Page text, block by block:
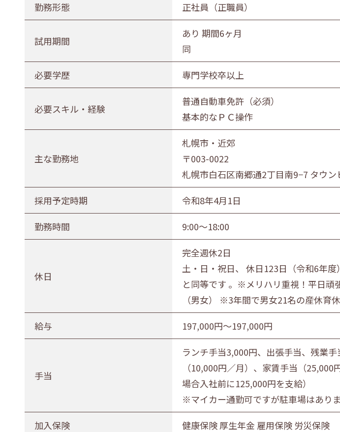
募集職種
事務職 販売職 営業職
勤務形態
正社員（正職員） 契約 公務員 団体職員
旭川市・近郊
勤務形態 正社員（正職員）
試用期間
あり 期間6ヶ月
同
必要学歴 専門学校卒以上
必要スキル・経験
普通自動車免許（必須）
基本的なＰＣ操作
主な勤務地
札幌市・近郊
〒003-0022
札幌市白石区南郷通2丁目南9−7 タウン
採用予定時期 令和8年4月1日
勤務時間 9:00～18:00
休日
完全週休2日
土・日・祝日、 休日123日（令和6年
と同等です 。※メリハリ重視！平日頑
（男女） ※3年間で男女21名の産休育
給与 197,000円〜197,000円
手当
ランチ手当3,000円、出張手当、残業
（10,000円／月）、家賃手当（
場合入社前に125,000円を支給）
※マイカー通勤可ですが駐車場はありま
加入保険 健康保険 厚生年金 雇用保険 労災保険